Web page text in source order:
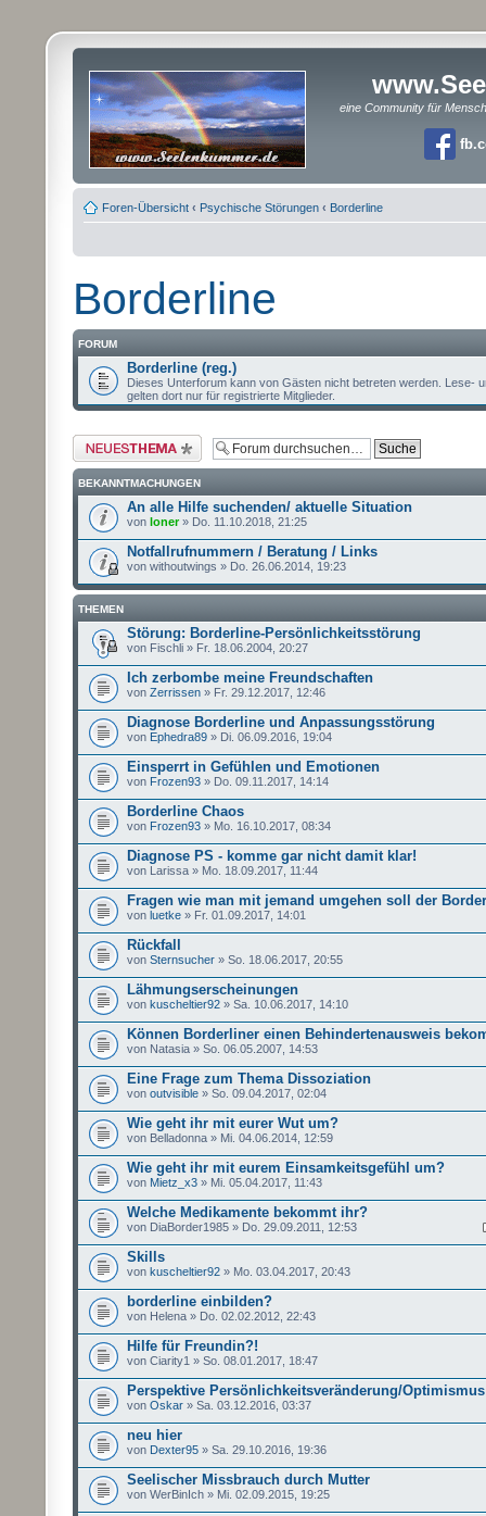
eine Community für
Foren-Übersicht ‹ Psychische Störungen ‹ Borderline
Borderline
FORUM
Borderline (reg.)
Dieses Unterforum kann von Gästen nicht betreten werden. Lese-
gelten dort nur für registrierte Mitglieder.
Neues Thema erstellen
BEKANNTMACHUNGEN
An alle Hilfe suchenden/ aktuelle Situation
von loner» Do. 11.10.2018, 21:25
Notfallrufnummern / Beratung / Links
von withoutwings » Do. 26.06.2014, 19:23
THEMEN
Störung: Borderline-Persönlichkeitsstörung
von Fischli » Fr. 18.06.2004, 20:27
Ich zerbombe meine Freundschaften
von Zerrissen » Fr. 29.12.2017, 12:46
Diagnose Borderline und Anpassungsstörung
von Ephedra89 » Di. 06.09.2016, 19:04
Einsperrt in Gefühlen und Emotionen
von Frozen93 » Do. 09.11.2017, 14:14
Borderline Chaos
von Frozen93 » Mo. 16.10.2017, 08:34
Diagnose PS - komme gar nicht damit klar!
von Larissa » Mo. 18.09.2017, 11:44
Fragen wie man mit jemand umgehen soll der
von luetke » Fr. 01.09.2017, 14:01
Rückfall
von Sternsucher » So. 18.06.2017, 20:55
Lähmungserscheinungen
von kuscheltier92 » Sa. 10.06.2017, 14:10
Können Borderliner einen Behindertenausweis
von Natasia » So. 06.05.2007, 14:53
Eine Frage zum Thema Dissoziation
von outvisible » So. 09.04.2017, 02:04
Wie geht ihr mit eurer Wut um?
von Belladonna » Mi. 04.06.2014, 12:59
Wie geht ihr mit eurem Einsamkeitsgefühl um?
von Mietz_x3 » Mi. 05.04.2017, 11:43
Welche Medikamente bekommt ihr?
von DiaBorder1985 » Do. 29.09.2011, 12:53
Skills
von kuscheltier92 » Mo. 03.04.2017, 20:43
borderline einbilden?
von Helena » Do. 02.02.2012, 22:43
Hilfe für Freundin?!
von Ciarity1 » So. 08.01.2017, 18:47
Perspektive Persönlichkeitsveränderung/Optimismus
von Oskar » Sa. 03.12.2016, 03:37
neu hier
von Dexter95 » Sa. 29.10.2016, 19:36
Seelischer Missbrauch durch Mutter
von WerBinIch » Mi. 02.09.2015, 19:25